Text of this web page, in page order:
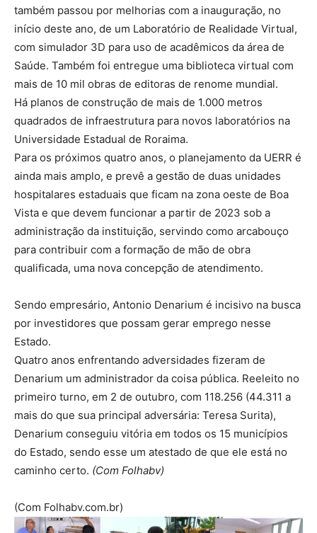
também passou por melhorias com a inauguração, no
início deste ano, de um Laboratório de Realidade Virtual,
com simulador 3D para uso de acadêmicos da área de
Saúde. Também foi entregue uma biblioteca virtual com
mais de 10 mil obras de editoras de renome mundial.
Há planos de construção de mais de 1.000 metros
quadrados de infraestrutura para novos laboratórios na
Universidade Estadual de Roraima.
Para os próximos quatro anos, o planejamento da UERR é
ainda mais amplo, e prevê a gestão de duas unidades
hospitalares estaduais que ficam na zona oeste de Boa
Vista e que devem funcionar a partir de 2023 sob a
administração da instituição, servindo como arcabouço
para contribuir com a formação de mão de obra
qualificada, uma nova concepção de atendimento.
Sendo empresário, Antonio Denarium é incisivo na busca
por investidores que possam gerar emprego nesse
Estado.
Quatro anos enfrentando adversidades fizeram de
Denarium um administrador da coisa pública. Reeleito no
primeiro turno, em 2 de outubro, com 118.256 (44.311 a
mais do que sua principal adversária: Teresa Surita),
Denarium conseguiu vitória em todos os 15 municípios
do Estado, sendo esse um atestado de que ele está no
caminho certo. (Com Folhabv)
(Com Folhabv.com.br)